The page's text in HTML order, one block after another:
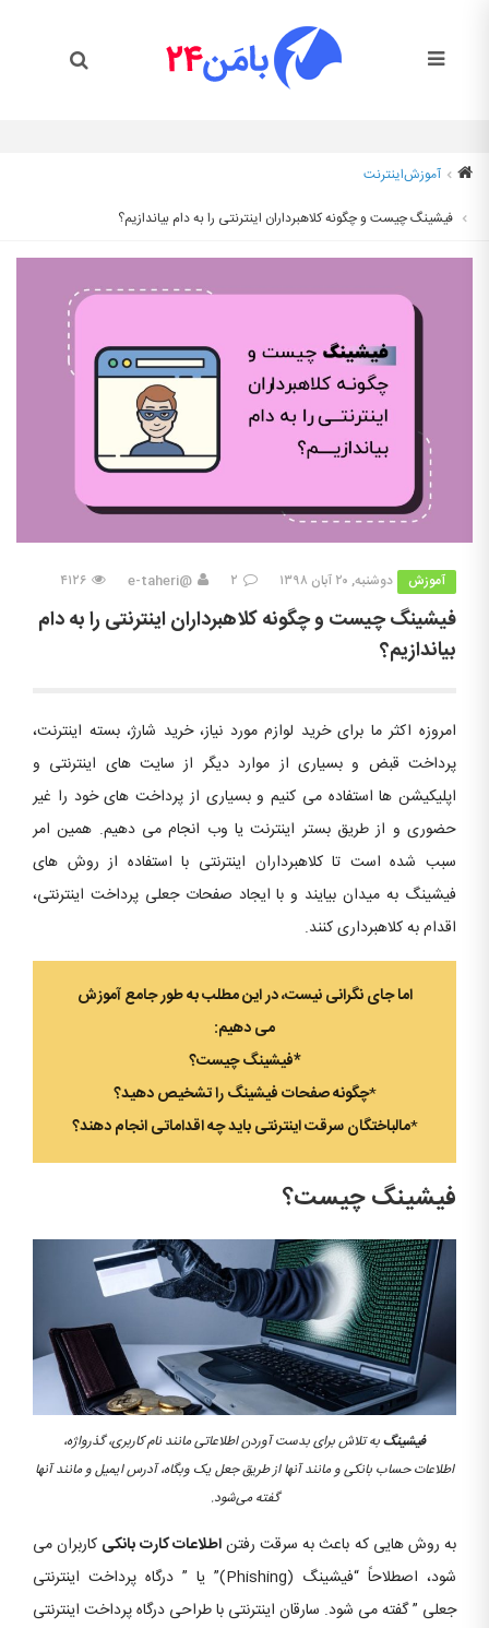
آموزشاینترنت
فیشینگ چیست و چگونه کلاهبرداران اینترنتی را به دام بیاندازیم؟
آموزش دوشنبه, ۲۰ آبان ۱۳۹۸ ۲ @e-taheri ۴۱۲۶
فیشینگ چیست و چگونه کلاهبرداران اینترنتی را به دام
بیاندازیم؟
امروزه اکثر ما برای خرید لوازم مورد نیاز، خرید شارژ، بسته اینترنت،
پرداخت قبض و بسیاری از موارد دیگر از سایت های اینترنتی و
اپلیکیشن ها استفاده می کنیم و بسیاری از پرداخت های خود را غیر
حضوری و از طریق بستر اینترنت یا وب انجام می دهیم. همین امر
سبب شده است تا کلاهبرداران اینترنتی با استفاده از روش های
فیشینگ به میدان بیایند و با ایجاد صفحات جعلی پرداخت اینترنتی،
اقدام به کلاهبرداری کنند.
اما جای نگرانی نیست، در این مطلب به طور جامع آموزش
می دهیم:
*فیشینگ چیست؟
*چگونه صفحات فیشینگ را تشخیص دهید؟
*مالباختگان سرقت اینترنتی باید چه اقداماتی انجام دهند؟
فیشینگ چیست؟
فیشینگبه تلاش برای بدست آوردن اطلاعاتی مانند نام کاربری، گذرواژه،
اطلاعات حساب بانکیو مانند آنها از طریق جعل یک وبگاه، آدرسایمیلو مانند آنها
گفته می‌شود.
به روش هایی که باعث به سرقت رفتناطلاعات کارت بانکی کاربران می
شود، اصطلاحاً “فیشینگ (Phishing)” یا ” درگاه پرداخت اینترنتی
جعلی ” گفته می شود. سارقان اینترنتی با طراحی درگاه پرداخت اینترنتی